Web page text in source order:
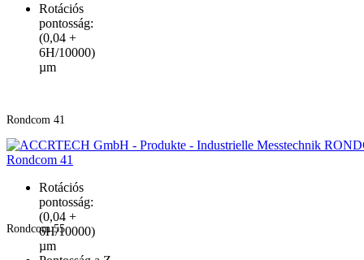
Rotációs
pontosság:
(0,04 +
6H/10000)
µm
Rondcom 41
Rondcom 41
Rotációs
pontosság:
(0,04 +
6H/10000)
µm
Rondcom 55